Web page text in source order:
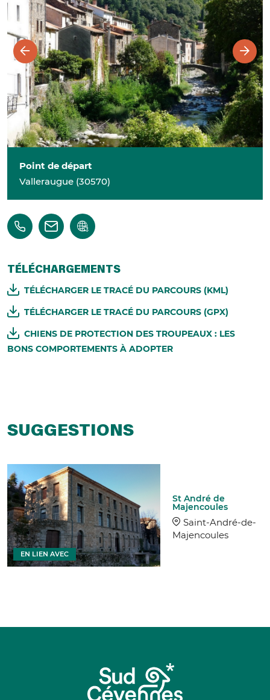
Point de départ
Valleraugue (30570)
TÉLÉCHARGEMENTS
TÉLÉCHARGER LE TRACÉ DU PARCOURS (KML)
TÉLÉCHARGER LE TRACÉ DU PARCOURS (GPX)
CHIENS DE PROTECTION DES TROUPEAUX : LES
BONS COMPORTEMENTS À ADOPTER
SUGGESTIONS
St André de
Majencoules
Saint-André-de-
Majencoules
EN LIEN AVEC